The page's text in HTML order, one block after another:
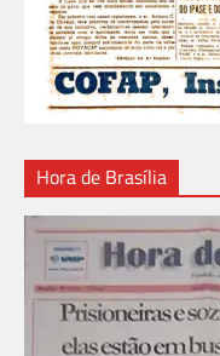
Hora de Brasília